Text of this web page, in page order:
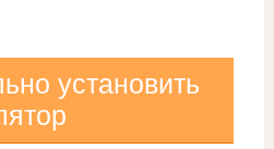
установить